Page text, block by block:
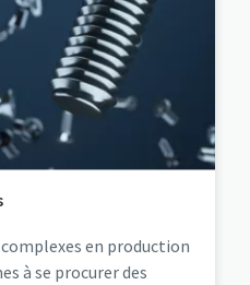
en production
à se procurer des